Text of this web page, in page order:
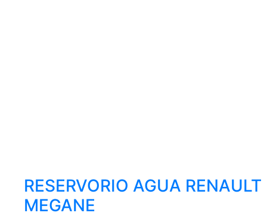
RESERVORIO AGUA RENAULT
MEGANE